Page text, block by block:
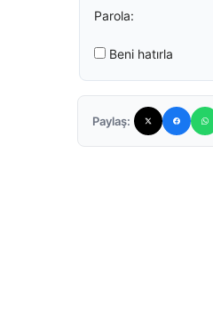
Parola:
Beni hatırla
Paylaş: